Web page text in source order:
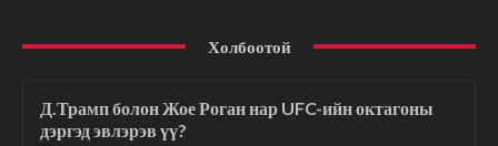
Холбоотой
Д.Трамп болон Жое Роган нар UFC-ийн октагоны
дэргэд эвлэрэв үү?